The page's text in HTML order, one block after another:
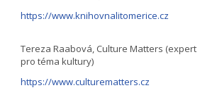
https://www.knihovnalitomerice.cz
Tereza Raabová, Culture Matters (expert
pro téma kultury)
https://www.culturematters.cz